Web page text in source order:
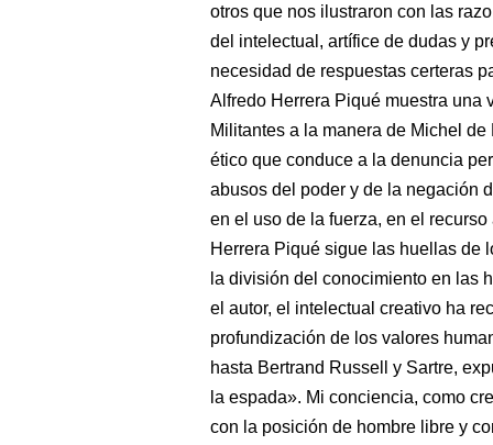
otros que nos ilustraron con las
del intelectual, artífice de dudas y
necesidad de respuestas certeras
Alfredo Herrera Piqué muestra una
Militantes a la manera de Michel
ético que conduce a la denuncia
abusos del poder y de la negación
en el uso de la fuerza, en el recurso
Herrera Piqué sigue las huellas de
la división del conocimiento en las
el autor, el intelectual creativo ha
profundización de los valores
hasta Bertrand Russell y Sartre,
la espada». Mi conciencia, como
con la posición de hombre libre y